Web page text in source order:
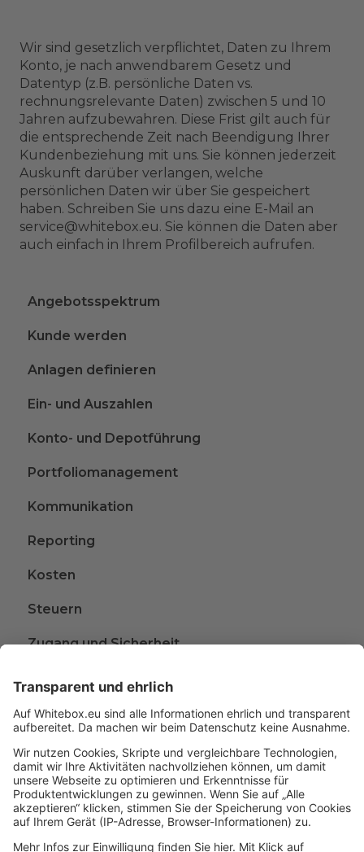
Wir sind gesetzlich verpflichtet, Daten zu Ihrem
Konto, je nach anwendbarem Gesetz und
Datentyp (z.B. persönliche Daten vs.
rechnungsrelevante Daten) zwischen 5 und 10
Jahren aufzubewahren. Diese Frist gilt auch für
die entsprechende Zeit nach Beendigung Ihrer
Kundenbeziehung mit uns. Sie können jederzeit
Auskunft darüber verlangen, welche
persönlichen Daten wir über Sie gespeichert
haben. Schreiben Sie uns dazu eine E-Mail an
service@whitebox.eu. Sie können die Daten aber
auch einfach in Ihrem Profilbereich aufrufen.
Angebotsspektrum
Kunde werden
Anlagen definieren
Ein- und Auszahlen
Konto- und Depotführung
Portfoliomanagement
Kommunikation
Reporting
Kosten
Steuern
Zugang und Sicherheit
Beschwerden
Wissen rund ums Anlegen
Glossar
A
B